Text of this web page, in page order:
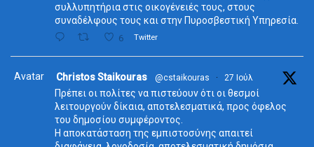
συλλυπητήρια στις οικογένειές τους, στους
συναδέλφους τους και στην Πυροσβεστική Υπηρεσία.
6 Twitter
Avatar Christos Staikouras @cstaikouras · 27 Ιούλ
Πρέπει οι πολίτες να πιστεύουν ότι οι θεσμοί
λειτουργούν δίκαια, αποτελεσματικά, προς όφελος
του δημοσίου συμφέροντος.
Η αποκατάσταση της εμπιστοσύνης απαιτεί